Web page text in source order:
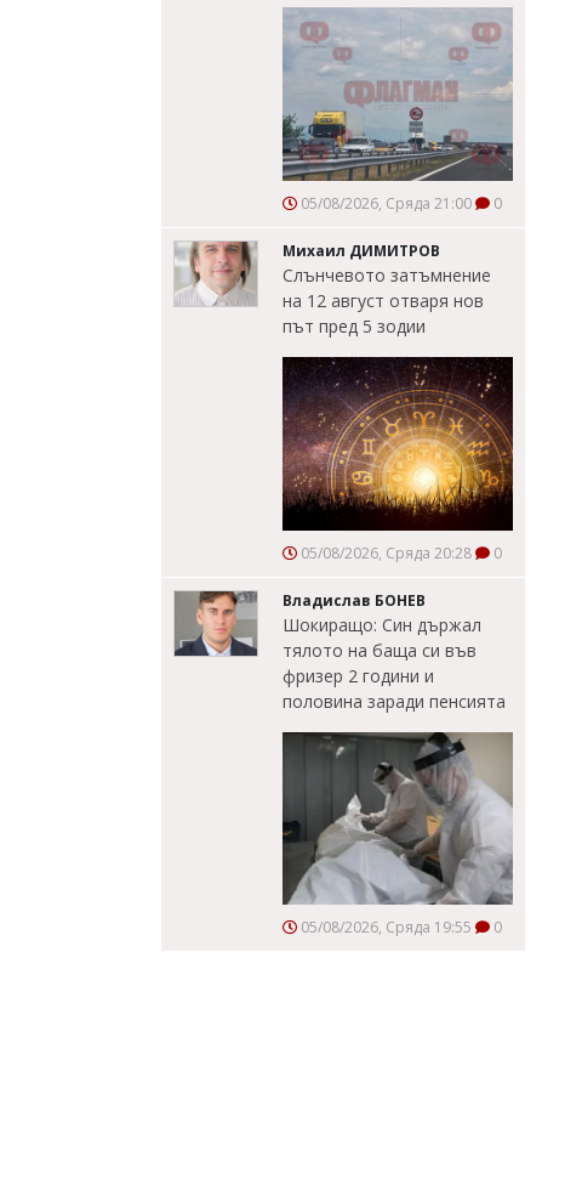
05/08/2026, Сряда 21:00 0
Михаил ДИМИТРОВ
Слънчевото затъмнение
на 12 август отваря нов
път пред 5 зодии
05/08/2026, Сряда 20:28 0
Владислав БОНЕВ
Шокиращо: Син държал
тялото на баща си във
фризер 2 години и
половина заради пенсията
05/08/2026, Сряда 19:55 0